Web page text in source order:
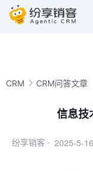
CRM CRM问答文章
信息技
纷享销客 · 2025-5-